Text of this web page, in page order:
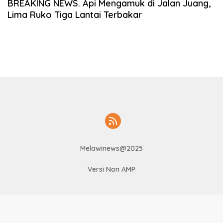
BREAKING NEWS. Api Mengamuk di Jalan Juang,
Lima Ruko Tiga Lantai Terbakar
Melawinews@2025
Versi Non AMP